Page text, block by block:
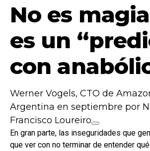
No es
es un
con
Werner Vogels, CTO de
Argentina en septiembre por
Francisco Loureiro
En gran parte, las inseguridades que
que ver con no terminar de entender